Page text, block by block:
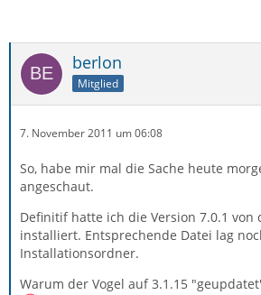
berlon
Mitglied
7. November 2011 um 06:08
So, habe mir mal die Sache heute
angeschaut.
Definitif hatte ich die Version 7.0.1 von
installiert. Entsprechende Datei lag
Installationsordner.
Warum der Vogel auf 3.1.15